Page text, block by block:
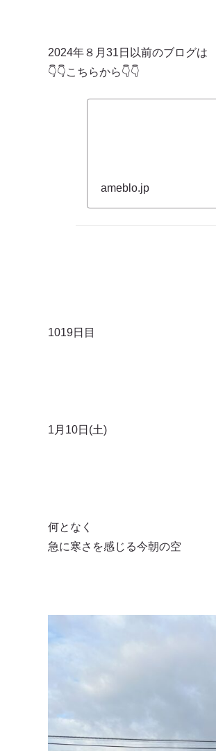
2024年８月31日以前のブログは
👇👇こちらから👇👇
ameblo.jp
1019日目
1月10日(土)
何となく
急に寒さを感じる今朝の空